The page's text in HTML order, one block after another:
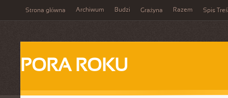
Strona główna Archiwum Budzi Grażyna Razem Spis
PORA ROKU